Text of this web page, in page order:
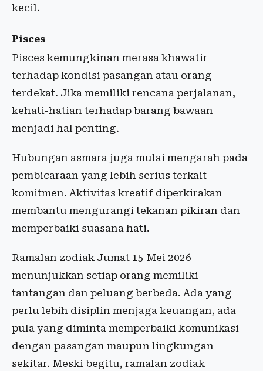
kecil.
Pisces
Pisces kemungkinan merasa khawatir
terhadap kondisi pasangan atau orang
terdekat. Jika memiliki rencana perjalanan,
kehati-hatian terhadap barang bawaan
menjadi hal penting.
Hubungan asmara juga mulai mengarah pada
pembicaraan yang lebih serius terkait
komitmen. Aktivitas kreatif diperkirakan
membantu mengurangi tekanan pikiran dan
memperbaiki suasana hati.
Ramalan zodiak Jumat 15 Mei 2026
menunjukkan setiap orang memiliki
tantangan dan peluang berbeda. Ada yang
perlu lebih disiplin menjaga keuangan, ada
pula yang diminta memperbaiki komunikasi
dengan pasangan maupun lingkungan
sekitar. Meski begitu, ramalan zodiak